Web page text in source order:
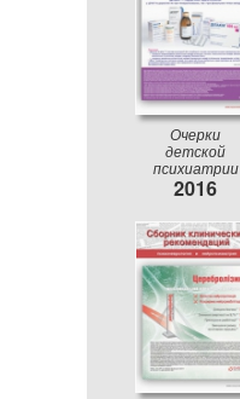
Очерки
детской
психиатрии
2016